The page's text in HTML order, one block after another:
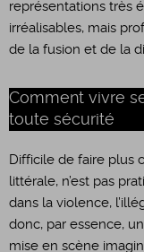
représentations très
irréalisables, mais
de la fusion et de la
Comment vivre
toute sécurité
Difficile de faire plus
littérale, n’est pas
dans la violence,
donc, par essence,
mise en scène